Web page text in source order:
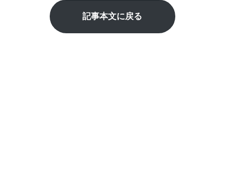
記事本文に戻る